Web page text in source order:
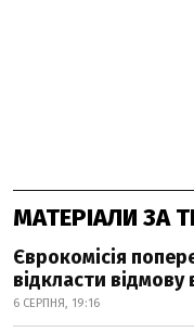
МАТЕРІАЛИ ЗА
Єврокомісія
відкласти відмову
6 СЕРПНЯ, 19:16